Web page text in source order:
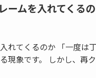
ームを入れてくる
れてくるのか 「一度は
現象です。 しかし、再